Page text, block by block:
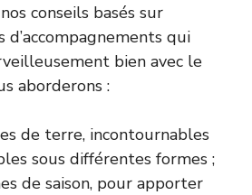
conseils basés sur
qui
bien avec le
aborderons :
de terre, incontournables
sous différentes formes ;
de saison, pour apporter